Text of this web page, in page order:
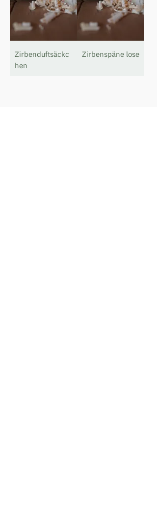
Zirbenduftsäckc
hen
Zirbenspäne lose